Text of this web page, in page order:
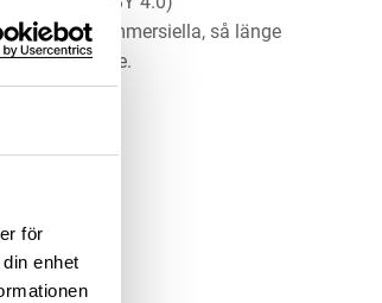
för
enhet
även kommersiella, så länge
licensgivare.